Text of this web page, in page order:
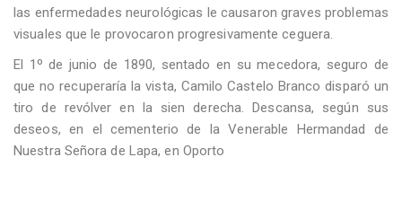
las enfermedades neurológicas le causaron graves problemas
visuales que le provocaron progresivamente ceguera.
El 1º de junio de 1890, sentado en su mecedora, seguro de
que no recuperaría la vista, Camilo Castelo Branco disparó un
tiro de revólver en la sien derecha. Descansa, según sus
deseos, en el cementerio de la Venerable Hermandad de
Nuestra Señora de Lapa, en Oporto